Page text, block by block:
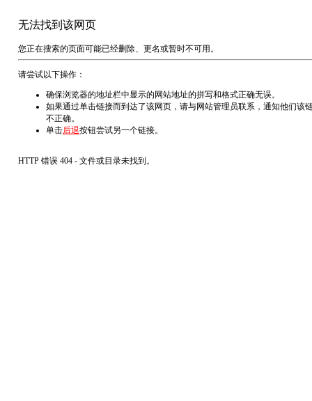
无法找到该网页
您正在搜索的页面可能已经删除、更名或暂时不可用。
请尝试以下操作：
确保浏览器的地址栏中显示的网站地址的拼写和格式正确无误。
如果通过单击链接而到达了该网页，请与网站管理员联系，通知他们该
不正确。
单击后退按钮尝试另一个链接。
HTTP 错误 404 - 文件或目录未找到。